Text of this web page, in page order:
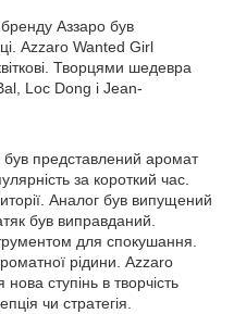
Аззаро був
Azzaro Wanted Girl
Творцями шедевра
Loc Dong і Jean-
представлений аромат
за короткий час.
Аналог був випущений
був виправданий.
для спокушання.
рідини. Azzaro
ступінь в творчість
чи стратегія.